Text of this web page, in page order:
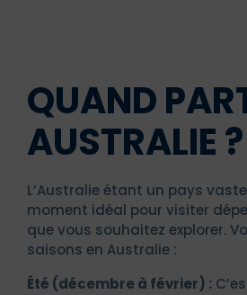
QUAND
AUSTRALIE ?
L’Australie étant un pays
moment idéal pour visiter
que vous souhaitez explorer.
saisons en Australie :
Été (décembre à février) :